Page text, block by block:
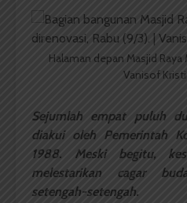
Halaman depan Masjid Raya
Vanisof
Sejumlah empat puluh
diakui oleh Pemerintah
1988. Meski begitu,
melestarikan cagar
setengah-setengah.